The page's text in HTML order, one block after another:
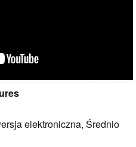
elektroniczna, Średnio